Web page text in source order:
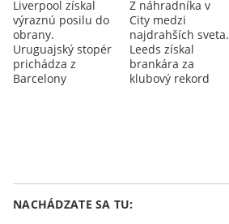
Liverpool získal
výraznú posilu do
obrany.
Uruguajský stopér
prichádza z
Barcelony
Z náhradníka v
City medzi
najdrahších sveta.
Leeds získal
brankára za
klubový rekord
NACHÁDZATE SA TU: